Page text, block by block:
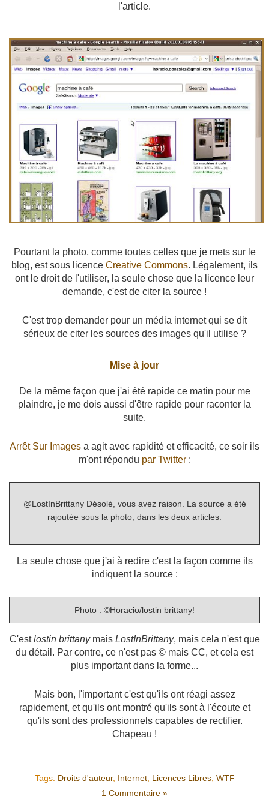
l'article.
Pourtant la photo, comme toutes celles que je mets sur le
blog, est sous licence Creative Commons. Légalement, ils
ont le droit de l'utiliser, la seule chose que la licence leur
demande, c'est de citer la source !
C'est trop demander pour un média internet qui se dit
sérieux de citer les sources des images qu'il utilise ?
Mise à jour
De la même façon que j'ai été rapide ce matin pour me
plaindre, je me dois aussi d'être rapide pour raconter la
suite.
Arrêt Sur Images a agit avec rapidité et efficacité, ce soir ils
m'ont répondu par Twitter:
@LostInBrittany Désolé, vous avez raison. La source a été
rajoutée sous la photo, dans les deux articles.
La seule chose que j'ai à redire c'est la façon comme ils
indiquent la source :
Photo : ©Horacio/lostin brittany!
C'estlostin brittanymais LostInBrittany, mais cela n'est que
du détail. Par contre, ce n'est pas © mais CC, et cela est
plus important dans la forme...
Mais bon, l'important c'est qu'ils ont réagi assez
rapidement, et qu'ils ont montré qu'ils sont à l'écoute et
qu'ils sont des professionnels capables de rectifier.
Chapeau !
Tags: Droits d'auteur, Internet, Licences Libres, WTF
1 Commentaire »